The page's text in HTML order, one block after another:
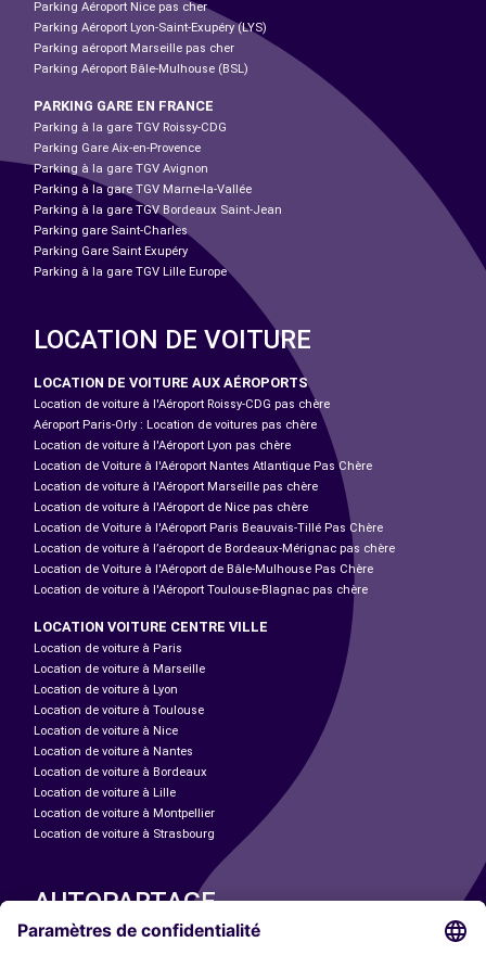
Parking Aéroport Nice pas cher
Parking Aéroport Lyon-Saint-Exupéry (LYS)
Parking aéroport Marseille pas cher
Parking Aéroport Bâle-Mulhouse (BSL)
PARKING GARE EN FRANCE
Parking à la gare TGV Roissy-CDG
Parking Gare Aix-en-Provence
Parking à la gare TGV Avignon
Parking à la gare TGV Marne-la-Vallée
Parking à la gare TGV Bordeaux Saint-Jean
Parking gare Saint-Charles
Parking Gare Saint Exupéry
Parking à la gare TGV Lille Europe
LOCATION DE VOITURE
LOCATION DE VOITURE AUX AÉROPORTS
Location de voiture à l'Aéroport Roissy-CDG pas chère
Aéroport Paris-Orly : Location de voitures pas chère
Location de voiture à l'Aéroport Lyon pas chère
Location de Voiture à l'Aéroport Nantes Atlantique Pas Chère
Location de voiture à l'Aéroport Marseille pas chère
Location de voiture à l'Aéroport de Nice pas chère
Location de Voiture à l'Aéroport Paris Beauvais-Tillé Pas Chère
Location de voiture à l’aéroport de Bordeaux-Mérignac pas chère
Location de Voiture à l'Aéroport de Bâle-Mulhouse Pas Chère
Location de voiture à l'Aéroport Toulouse-Blagnac pas chère
LOCATION VOITURE CENTRE VILLE
Location de voiture à Paris
Location de voiture à Marseille
Location de voiture à Lyon
Location de voiture à Toulouse
Location de voiture à Nice
Location de voiture à Nantes
Location de voiture à Bordeaux
Location de voiture à Lille
Location de voiture à Montpellier
Location de voiture à Strasbourg
AUTOPARTAGE